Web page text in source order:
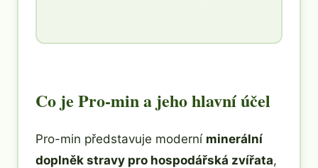
Co je Pro-min a jeho hlavní účel
Pro-min představuje moderní minerální
doplněk stravy pro hospodářská zvířata,